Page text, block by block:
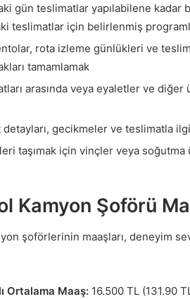
gün teslimatlar yapılabilene
teslimatlar için belirlenmiş
rota izleme günlükleri ve
tamamlamak
arasında veya eyaletler ve
detayları, gecikmeler ve teslimatla
taşımak için vinçler veya
Kamyon Şoförü
şoförlerinin maaşları, deneyim
Ortalama Maaş: 16.500 TL (131.90